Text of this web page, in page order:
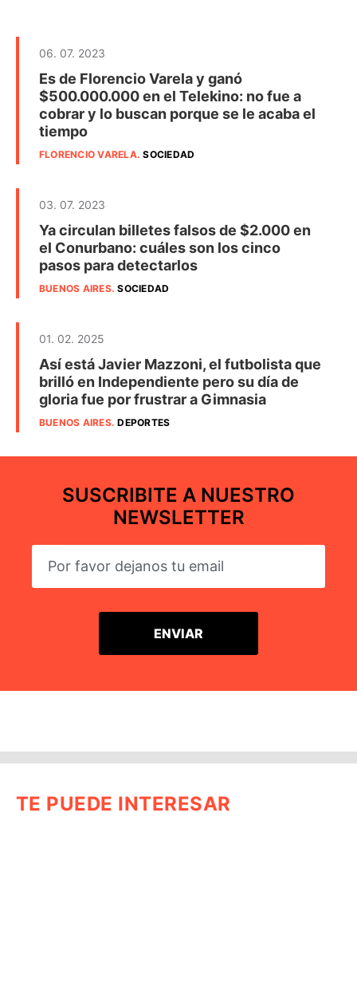
06. 07. 2023
Es de Florencio Varela y ganó
$500.000.000 en el Telekino: no fue a
cobrar y lo buscan porque se le acaba el
tiempo
FLORENCIO VARELA.SOCIEDAD
03. 07. 2023
Ya circulan billetes falsos de $2.000 en
el Conurbano: cuáles son los cinco
pasos para detectarlos
BUENOS AIRES.SOCIEDAD
01. 02. 2025
Así está Javier Mazzoni, el futbolista que
brilló en Independiente pero su día de
gloria fue por frustrar a Gimnasia
BUENOS AIRES.DEPORTES
SUSCRIBITE A NUESTRO
NEWSLETTER
TE PUEDE INTERESAR